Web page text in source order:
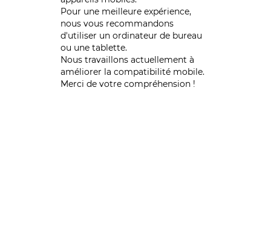
Pour une meilleure expérience,
nous vous recommandons
d'utiliser un ordinateur de bureau
ou une tablette.
Nous travaillons actuellement à
améliorer la compatibilité mobile.
Merci de votre compréhension !